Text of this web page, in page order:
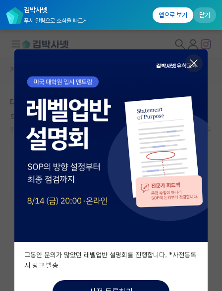
김박사넷
푸시 알림으로 소식을 빠르게
앱으로 보기 닫기
대학원생 모집
국내대학원 정보
연구실&오픈랩
커뮤니티
커뮤니티 홈
전체글보기
베스트 게시판
자유 게시판(아무개랩)
미국 유학 게시판
미국 대학원 합격 후기 게시판
커뮤니티 홈
대학원 재수.. 어떻게 해야 할까요..
도도한 장 폴 사르트르
2026.05.14 19 3149
그동안 문의가 많았던 레벨업반 설명회를 진행합니다. *사전등록
시 링크 발송